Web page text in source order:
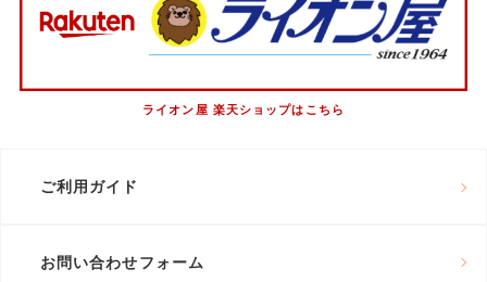
ライオン屋 楽天ショップはこちら
ご利用ガイド
お問い合わせフォーム